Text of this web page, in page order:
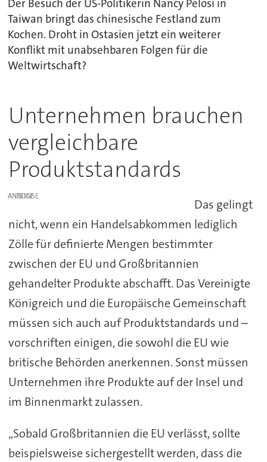
Der Besuch der US-Politikerin Nancy Pelosi in
Taiwan bringt das chinesische Festland zum
Kochen. Droht in Ostasien jetzt ein weiterer
Konflikt mit unabsehbaren Folgen für die
Weltwirtschaft?
Unternehmen brauchen
vergleichbare
Produktstandards
ANZEIGE
Das gelingt
nicht, wenn ein Handelsabkommen lediglich
Zölle für definierte Mengen bestimmter
zwischen der EU und Großbritannien
gehandelter Produkte abschafft. Das Vereinigte
Königreich und die Europäische Gemeinschaft
müssen sich auch auf Produktstandards und –
vorschriften einigen, die sowohl die EU wie
britische Behörden anerkennen. Sonst müssen
Unternehmen ihre Produkte auf der Insel und
im Binnenmarkt zulassen.
„Sobald Großbritannien die EU verlässt, sollte
beispielsweise sichergestellt werden, dass die